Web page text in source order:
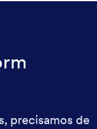
precisamos de